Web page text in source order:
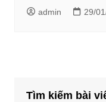
admin 29/
Tìm kiếm bài